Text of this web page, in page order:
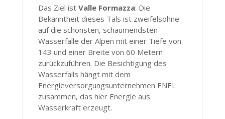
Das Ziel ist Valle Formazza: Die
Bekanntheit dieses Tals ist zweifelsohne
auf die schönsten, schäumendsten
Wasserfälle der Alpen mit einer Tiefe von
143 und einer Breite von 60 Metern
zurückzuführen. Die Besichtigung des
Wasserfalls hängt mit dem
Energieversorgungsunternehmen ENEL
zusammen, das hier Energie aus
Wasserkraft erzeugt.